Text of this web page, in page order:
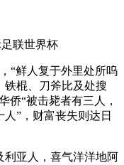
足联世界杯
鲜人复于外里处所呜
铁棍、刀斧比及处搜
侨“被击毙者有三人，
”，财富丧失则达日
亚人，喜气洋洋地阿